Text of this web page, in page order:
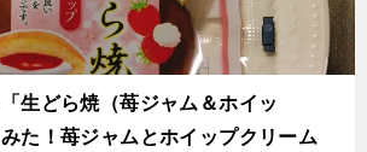
生どら焼（苺ジャム＆ホイッ
た！苺ジャムとホイップクリーム